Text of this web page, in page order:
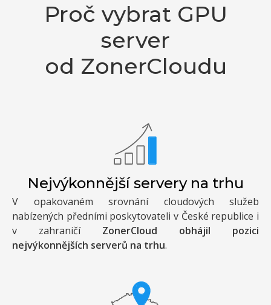
Proč vybrat GPU
server
od ZonerCloudu
Nejvýkonnější servery na trhu
V opakovaném srovnání cloudových služeb
nabízených předními poskytovateli v České republice i
v zahraničí ZonerCloud obhájil pozici
nejvýkonnějších serverů na trhu.